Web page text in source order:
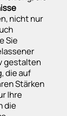
nicht nur
Sie
gestalten
die auf
Stärken
Ihre
die